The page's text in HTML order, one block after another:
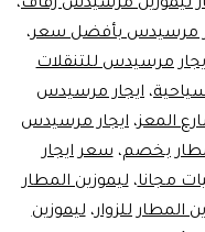
ليموزين مرسيدس زفاف،
مرسيدس بأفضل سعر،
مرسيدس للتنقلات
، ايجار مرسيدس
المعز، ايجار مرسيدس
بخصم،سعر ايجار
،ليموزين المطار
المطار للزوار،ليموزين